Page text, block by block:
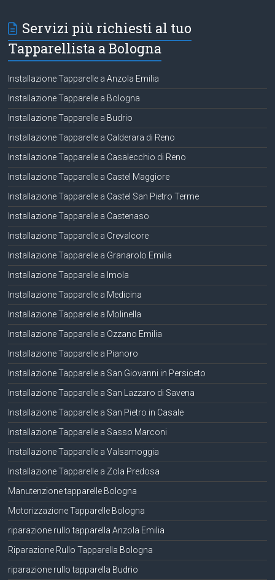
Servizi più richiesti al tuo
Tapparellista a Bologna
Installazione Tapparelle a Anzola Emilia
Installazione Tapparelle a Bologna
Installazione Tapparelle a Budrio
Installazione Tapparelle a Calderara di Reno
Installazione Tapparelle a Casalecchio di Reno
Installazione Tapparelle a Castel Maggiore
Installazione Tapparelle a Castel San Pietro Terme
Installazione Tapparelle a Castenaso
Installazione Tapparelle a Crevalcore
Installazione Tapparelle a Granarolo Emilia
Installazione Tapparelle a Imola
Installazione Tapparelle a Medicina
Installazione Tapparelle a Molinella
Installazione Tapparelle a Ozzano Emilia
Installazione Tapparelle a Pianoro
Installazione Tapparelle a San Giovanni in Persiceto
Installazione Tapparelle a San Lazzaro di Savena
Installazione Tapparelle a San Pietro in Casale
Installazione Tapparelle a Sasso Marconi
Installazione Tapparelle a Valsamoggia
Installazione Tapparelle a Zola Predosa
Manutenzione tapparelle Bologna
Motorizzazione Tapparelle Bologna
riparazione rullo tapparella Anzola Emilia
Riparazione Rullo Tapparella Bologna
riparazione rullo tapparella Budrio